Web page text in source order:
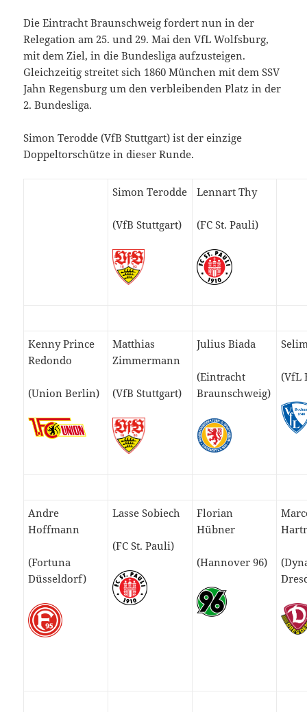
Die Eintracht Braunschweig fordert nun in der
Relegation am 25. und 29. Mai den VfL Wolfsburg,
mit dem Ziel, in die Bundesliga aufzusteigen.
Gleichzeitig streitet sich 1860 München mit dem SSV
Jahn Regensburg um den verbleibenden Platz in der
2. Bundesliga.
Simon Terodde (VfB Stuttgart) ist der einzige
Doppeltorschütze in dieser Runde.
Simon Terodde
(VfB Stuttgart)
Lennart Thy
(FC St. Pauli)
Kenny Prince
Redondo
(Union Berlin)
Matthias
Zimmermann
(VfB Stuttgart)
Julius Biada
(Eintracht
Braunschweig)
(VfL
Andre
Hoffmann
(Fortuna
Düsseldorf)
Lasse Sobiech
(FC St. Pauli)
Florian
Hübner
(Hannover 96)